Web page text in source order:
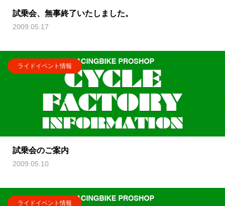
試乗会、無事終了いたしました。
2009.05.17
ライドイベント情報
試乗会のご案内
2009.05.10
ライドイベント情報